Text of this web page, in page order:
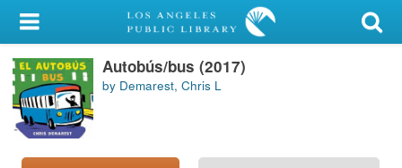
My Account
Library Card
Sign In
Search
Autobús/bus (2017)
by Demarest, Chris L